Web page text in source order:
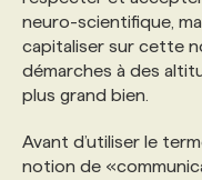
neuro-scientifique,
capitaliser sur cette
démarches à des
plus grand bien.
Avant d’utiliser le
notion de